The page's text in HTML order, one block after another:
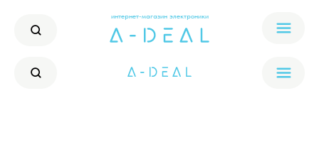
интернет-магазин электроники